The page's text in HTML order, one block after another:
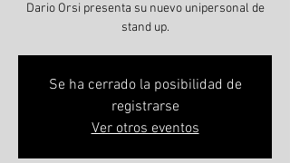
Dario Orsi presenta su nuevo unipersonal de
stand up.
Se ha cerrado la posibilidad de
registrarse
Ver otros eventos